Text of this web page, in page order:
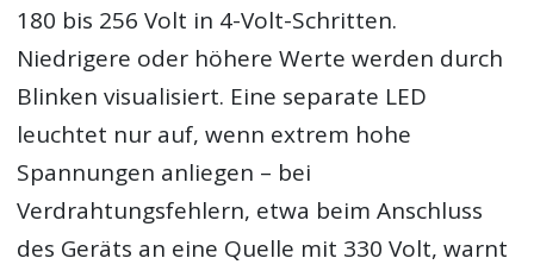
180 bis 256 Volt in 4-Volt-Schritten.
Niedrigere oder höhere Werte werden durch
Blinken visualisiert. Eine separate LED
leuchtet nur auf, wenn extrem hohe
Spannungen anliegen – bei
Verdrahtungsfehlern, etwa beim Anschluss
des Geräts an eine Quelle mit 330 Volt, warnt